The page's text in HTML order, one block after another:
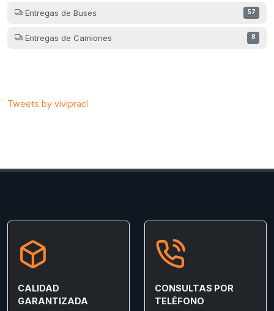
Entregas de Buses 57
Entregas de Camiones 8
Tweets by vivipracl
CALIDAD
GARANTIZADA
CONSULTAS POR
TELÉFONO